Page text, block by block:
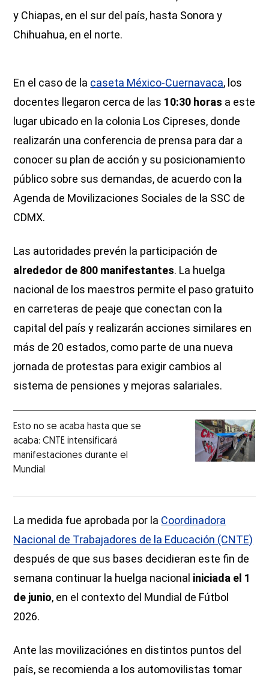
y Chiapas, en el sur del país, hasta Sonora y
Chihuahua, en el norte.
En el caso de la caseta México-Cuernavaca, los
docentes llegaron cerca de las 10:30 horas a este
lugar ubicado en la colonia Los Cipreses, donde
realizarán una conferencia de prensa para dar a
conocer su plan de acción y su posicionamiento
público sobre sus demandas, de acuerdo con la
Agenda de Movilizaciones Sociales de la SSC de
CDMX.
Las autoridades prevén la participación de
alrededor de 800 manifestantes. La huelga
nacional de los maestros permite el paso gratuito
en carreteras de peaje que conectan con la
capital del país y realizarán acciones similares en
más de 20 estados, como parte de una nueva
jornada de protestas para exigir cambios al
sistema de pensiones y mejoras salariales.
Esto no se acaba hasta que se
acaba: CNTE intensificará
manifestaciones durante el
Mundial
La medida fue aprobada por la Coordinadora
Nacional de Trabajadores de la Educación (CNTE)
después de que sus bases decidieran este fin de
semana continuar la huelga nacional iniciada el 1
de junio, en el contexto del Mundial de Fútbol
2026.
Ante las movilizaciónes en distintos puntos del
país, se recomienda a los automovilistas tomar